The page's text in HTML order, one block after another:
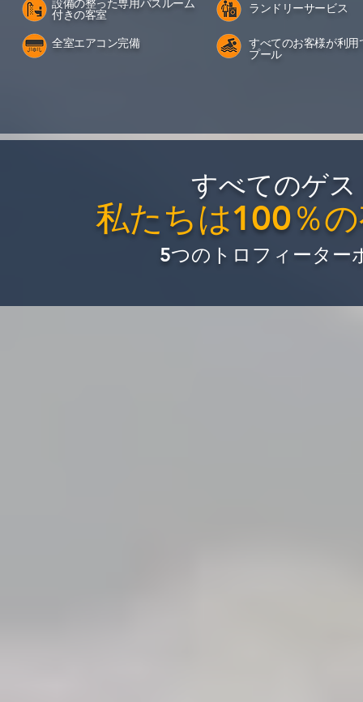
設備の整った専用バスルーム
付きの客室
全室エアコン完備
ランドリーサービス
すべてのお客様が利用
プール
すべてのゲ
私たちは100％
5つのトロフィーター